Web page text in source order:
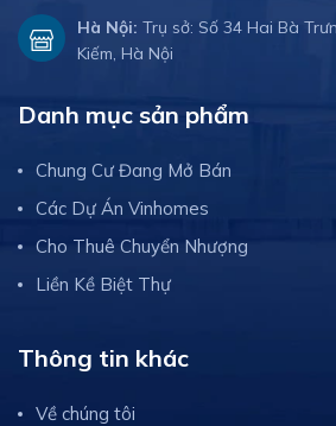
Hà Nội: Trụ sở: Số 34 Hai Bà
Kiếm, Hà Nội
Danh mục sản phẩm
Chung Cư Đang Mở Bán
Các Dự Án Vinhomes
Cho Thuê Chuyển Nhượng
Liền Kề Biệt Thự
Thông tin khác
Về chúng tôi